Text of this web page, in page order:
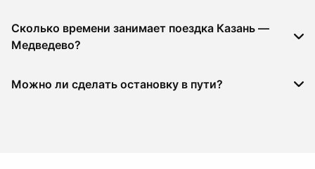
Сколько времени занимает поездка Казань —
Медведево?
Можно ли сделать остановку в пути?